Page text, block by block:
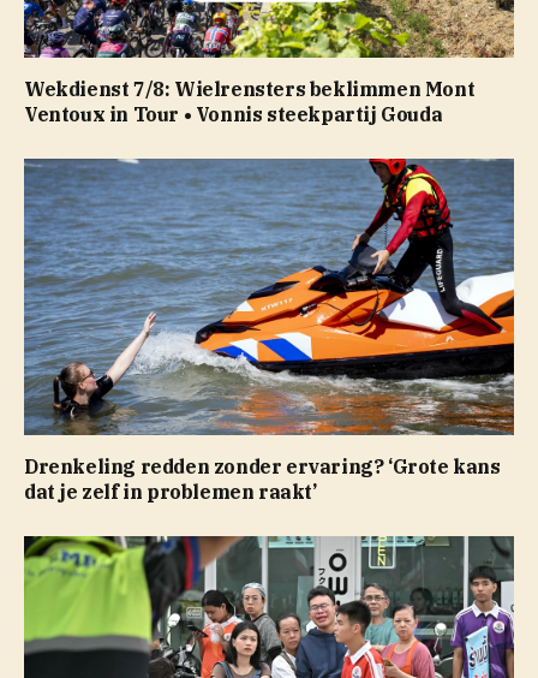
Wekdienst 7/8: Wielrensters beklimmen Mont
Ventoux in Tour • Vonnis steekpartij Gouda
Drenkeling redden zonder ervaring? ‘Grote kans
dat je zelf in problemen raakt’